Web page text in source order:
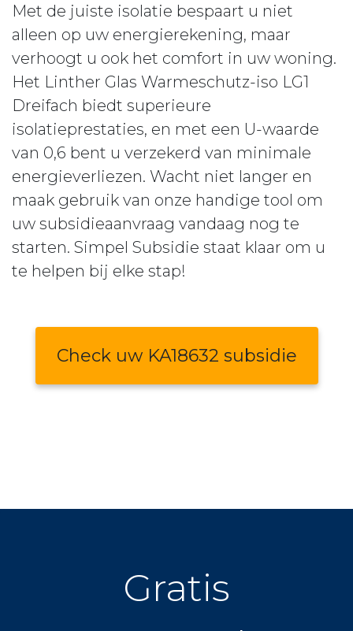
Met de juiste isolatie bespaart u niet
alleen op uw energierekening, maar
verhoogt u ook het comfort in uw woning.
Het Linther Glas Warmeschutz-iso LG1
Dreifach biedt superieure
isolatieprestaties, en met een U-waarde
van 0,6 bent u verzekerd van minimale
energieverliezen. Wacht niet langer en
maak gebruik van onze handige tool om
uw subsidieaanvraag vandaag nog te
starten. Simpel Subsidie staat klaar om u
te helpen bij elke stap!
Check uw KA18632 subsidie
Gratis